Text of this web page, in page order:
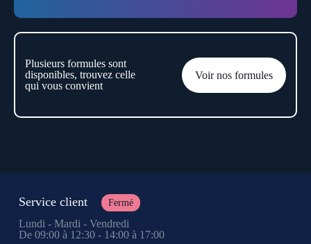
Plusieurs formules sont
disponibles, trouvez celle
qui vous convient
Voir nos formules
Service client Fermé
Lundi - Mardi - Vendredi
De 09:00 à 12:30 - 14:00 à 17:00